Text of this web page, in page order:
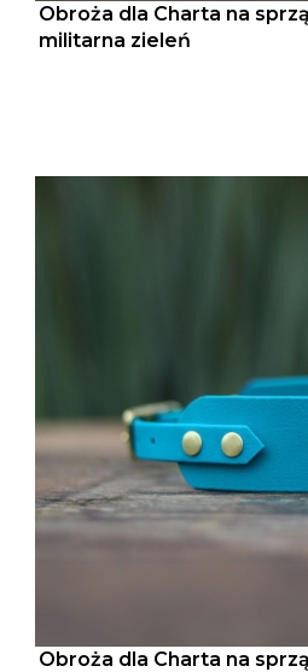
Obroża dla Charta na
militarna zieleń
Obroża dla Charta na